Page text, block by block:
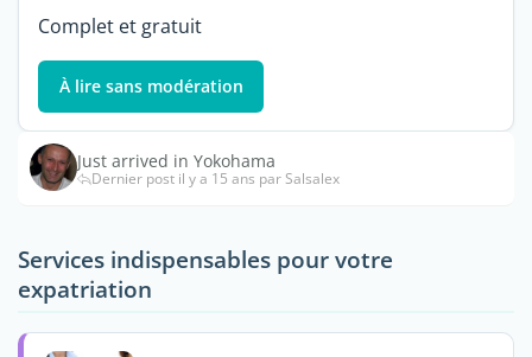
Complet et gratuit
À lire sans modération
Just arrived in Yokohama
Dernier post il y a 15 ans par Salsalex
Services indispensables pour votre
expatriation